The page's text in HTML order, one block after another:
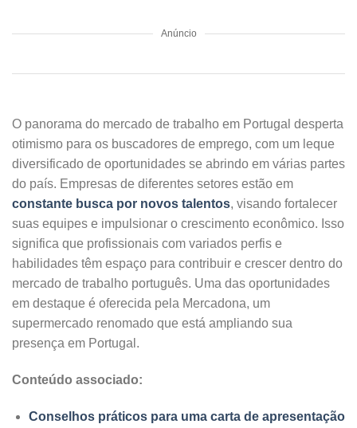
Anúncio
O panorama do mercado de trabalho em Portugal desperta
otimismo para os buscadores de emprego, com um leque
diversificado de oportunidades se abrindo em várias partes
do país. Empresas de diferentes setores estão em
constante busca por novos talentos, visando fortalecer
suas equipes e impulsionar o crescimento econômico. Isso
significa que profissionais com variados perfis e
habilidades têm espaço para contribuir e crescer dentro do
mercado de trabalho português. Uma das oportunidades
em destaque é oferecida pela Mercadona, um
supermercado renomado que está ampliando sua
presença em Portugal.
Conteúdo associado:
Conselhos práticos para uma carta de apresentação